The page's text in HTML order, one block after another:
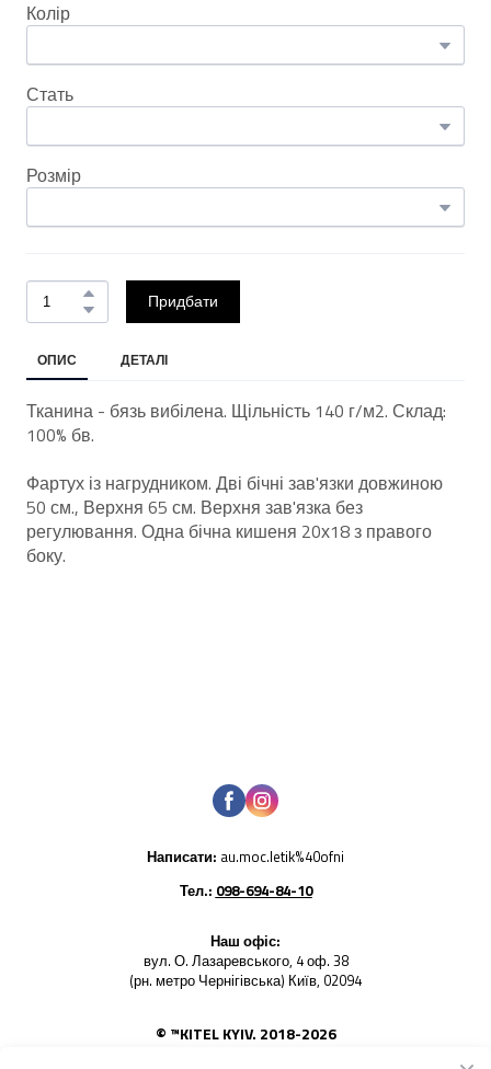
Колір
Стать
Розмір
Придбати
ОПИС ДЕТАЛІ
Тканина - бязь вибілена. Щільність 140 г/м2. Склад:
100% бв.
Фартух із нагрудником. Дві бічні зав'язки довжиною
50 см., Верхня 65 см. Верхня зав'язка без
регулювання. Одна бічна кишеня 20х18 з правого
боку.
Написати: au.moc.letik%40ofni
Тел.: 098-694-84-10
Наш офіс:
вул. О. Лазаревського, 4 оф. 38
(рн. метро Чернігівська) Київ, 02094
© ™KITEL KYIV. 2018-2026